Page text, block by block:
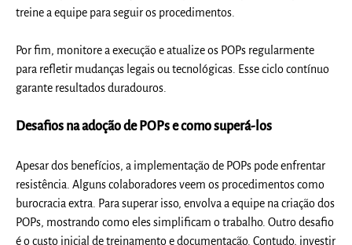
treine a equipe para seguir os procedimentos.
Por fim, monitore a execução e atualize os POPs regularmente
para refletir mudanças legais ou tecnológicas. Esse ciclo contínuo
garante resultados duradouros.
Desafios na adoção de POPs e como superá-los
Apesar dos benefícios, a implementação de POPs pode enfrentar
resistência. Alguns colaboradores veem os procedimentos como
burocracia extra. Para superar isso, envolva a equipe na criação dos
POPs, mostrando como eles simplificam o trabalho. Outro desafio
é o custo inicial de treinamento e documentação. Contudo, investir